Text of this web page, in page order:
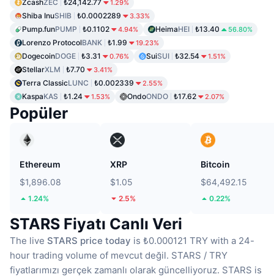
ZcashZEC ₺24,142.77 1.29%
Shiba InuSHIB ₺0.0002289 3.33%
Pump.funPUMP ₺0.1102 4.94% HeimaHEI ₺13.40 56.80%
Lorenzo ProtocolBANK ₺1.99 19.23%
DogecoinDOGE ₺3.31 0.76% SuiSUI ₺32.54 1.51%
StellarXLM ₺7.70 3.41%
Terra ClassicLUNC ₺0.002339 2.55%
KaspaKAS ₺1.24 1.53% OndoONDO ₺17.62 2.07%
Popüler
Ethereum
$1,896.08
1.24%
XRP
$1.05
2.5%
Bitcoin
$64,492.15
0.22%
STARS Fiyatı Canlı Veri
The live STARS price today is ₺0.000121 TRY with a 24-
hour trading volume of mevcut değil. STARS / TRY
fiyatlarımızı gerçek zamanlı olarak güncelliyoruz. STARS is